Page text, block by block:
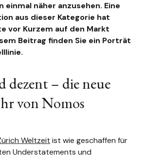
näher anzusehen. Eine
aus dieser Kategorie hat
vor Kurzem auf den Markt
Beitrag finden Sie ein Porträt
dezent – die neue
von Nomos
Weltzeit ist wie geschaffen für
Understatements und